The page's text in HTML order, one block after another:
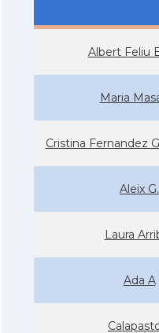
Albert Feliu
Maria
Cristina Fernandez
Aleix G.
Laura
Ada A